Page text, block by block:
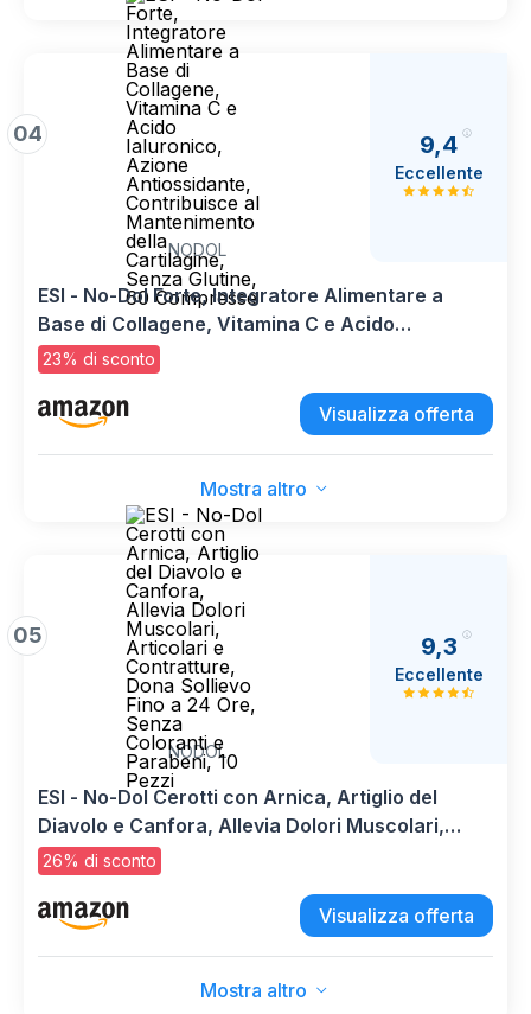
04
NODOL
9,4
Eccellente
ESI - No-Dol Forte, Integratore Alimentare a
Base di Collagene, Vitamina C e Acido
Ialuronico, Azione Antiossidante, Contribuisce
al Mantenimento della Cartilagine, Senza
Glutine, 60 Compresse
23% di sconto
Visualizza offerta
Mostra altro
05
NODOL
9,3
Eccellente
ESI - No-Dol Cerotti con Arnica, Artiglio del
Diavolo e Canfora, Allevia Dolori Muscolari,
Articolari e Contratture, Dona Sollievo Fino a 24
Ore, Senza Coloranti e Parabeni, 10 Pezzi
26% di sconto
Visualizza offerta
Mostra altro